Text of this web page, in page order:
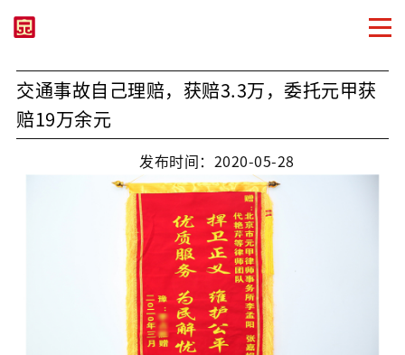
交通事故自己理赔，获赔3.3万，委托元甲获
赔19万余元
发布时间：2020-05-28